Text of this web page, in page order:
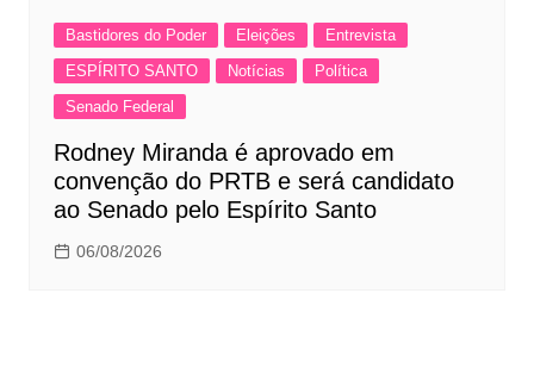
Bastidores do Poder Eleições
Entrevista
ESPÍRITO SANTO
Notícias
Política
Senado Federal
Rodney Miranda é aprovado em
convenção do PRTB e será candidato
ao Senado pelo Espírito Santo
06/08/2026